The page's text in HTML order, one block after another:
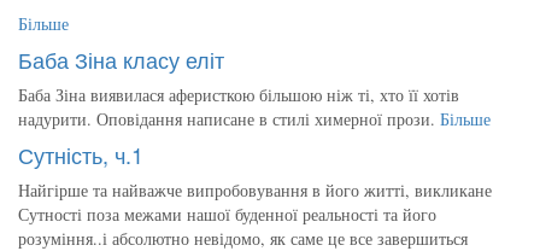
Більше
Баба Зіна класу еліт
Баба Зіна виявилася аферисткою більшою ніж ті, хто її хотів
надурити. Оповідання написане в стилі химерної прози. Більше
Сутність, ч.1
Найгірше та найважче випробовування в його житті, викликане
Сутності поза межами нашої буденної реальності та його
розуміння..і абсолютно невідомо, як саме це все завершиться